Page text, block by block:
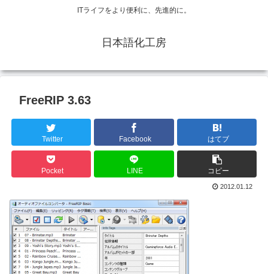
ITライフをより便利に、先進的に。
日本語化工房
FreeRIP 3.63
Twitter Facebook はてブ
Pocket LINE コピー
2012.01.12